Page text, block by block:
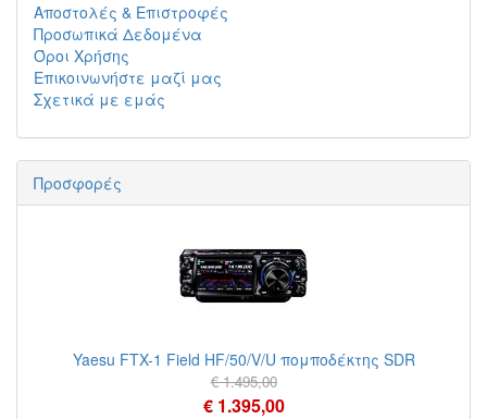
Αποστολές & Επιστροφές
Προσωπικά Δεδομένα
Όροι Χρήσης
Επικοινωνήστε μαζί μας
Σχετικά με εμάς
Προσφορές
Yaesu FTX-1 Field HF/50/V/U πομποδέκτης SDR
€ 1.495,00
€ 1.395,00